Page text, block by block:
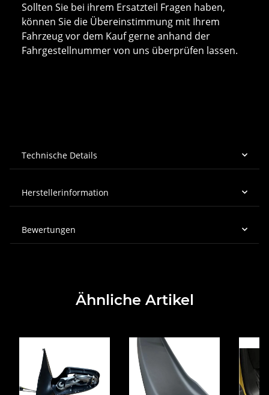
Sollten Sie bei ihrem Ersatzteil Fragen haben,
können Sie die Übereinstimmung mit Ihrem
Fahrzeug vor dem Kauf gerne anhand der
Fahrgestellnummer von uns überprüfen lassen.
Technische Details
Herstellerinformation
Bewertungen
Ähnliche Artikel